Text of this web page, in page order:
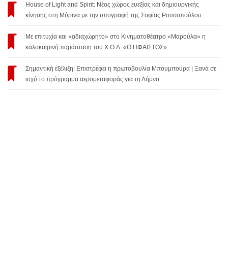
House of Light and Spirit: Νέος χώρος ευεξίας και δημιουργικής
κίνησης στη Μύρινα με την υπογραφή της Σοφίας Ρουσοπούλου
Με επιτυχία και «αδιαχώρητο» στο Κινηματοθέατρο «Μαρούλα» η
καλοκαιρινή παράσταση του Χ.Ο.Λ. «Ο ΗΦΑΙΣΤΟΣ»
Σημαντική εξέλιξη: Επιστρέφει η πρωτοβουλία Μπουμπούρα | Ξανά σε
ισχύ το πρόγραμμα αερομεταφοράς για τη Λήμνο